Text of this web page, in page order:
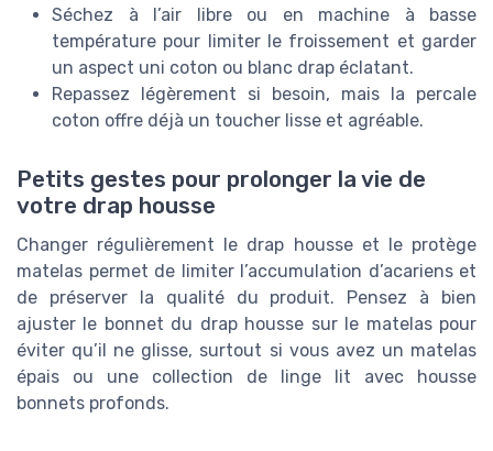
Séchez à l’air libre ou en machine à basse
température pour limiter le froissement et garder
un aspect uni coton ou blanc drap éclatant.
Repassez légèrement si besoin, mais la percale
coton offre déjà un toucher lisse et agréable.
Petits gestes pour prolonger la vie de
votre drap housse
Changer régulièrement le drap housse et le protège
matelas permet de limiter l’accumulation d’acariens et
de préserver la qualité du produit. Pensez à bien
ajuster le bonnet du drap housse sur le matelas pour
éviter qu’il ne glisse, surtout si vous avez un matelas
épais ou une collection de linge lit avec housse
bonnets profonds.